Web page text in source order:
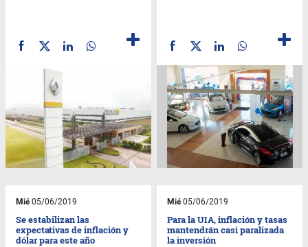
Mié05/06/2019
Se estabilizan las
expectativas de inflación y
dólar para este año
Mié05/06/2019
Para la UIA, inflación y tasas
mantendrán casi paralizada
la inversión